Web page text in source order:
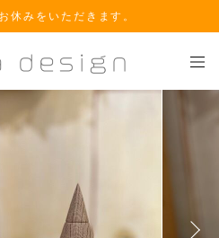
休みをいただきます。